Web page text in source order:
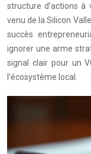
structure d’actions à
venu de la Silicon
succès
ignorer une arme
signal clair pour un
l’écosystème local.